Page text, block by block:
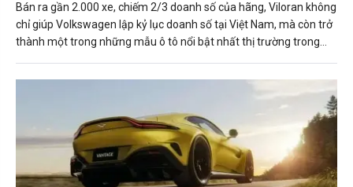
Bán ra gần 2.000 xe, chiếm 2/3 doanh số của hãng, Viloran không
chỉ giúp Volkswagen lập kỷ lục doanh số tại Việt Nam, mà còn trở
thành một trong những mẫu ô tô nổi bật nhất thị trường trong